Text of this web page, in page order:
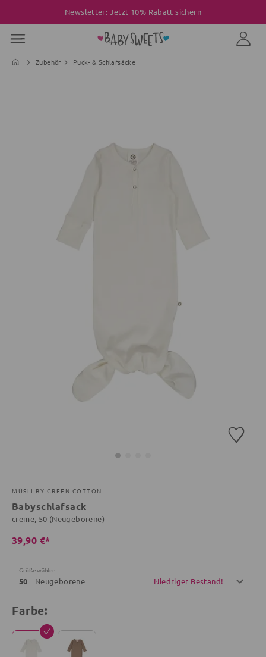
Newsletter: Jetzt 10% Rabatt sichern
Zubehör Puck- & Schlafsäcke
MÜSLI BY GREEN COTTON
Babyschlafsack
creme, 50 (Neugeborene)
39,90 €*
Größe wählen
50 Neugeborene Niedriger Bestand!
Farbe: